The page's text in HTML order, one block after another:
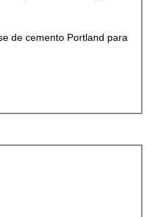
de cemento Portland para